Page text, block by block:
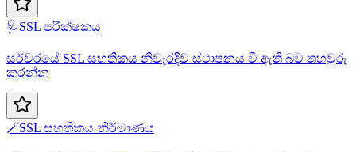
🩺SSL පරීක්ෂකය
සර්වරයේ SSL සහතිකය නිවැරදිව ස්ථාපනය වී ඇති බව තහවුරු
කරන්න
🪄SSL සහතිකය නිර්මාණය